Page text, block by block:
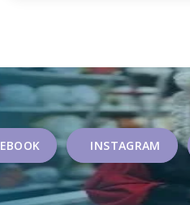
INSTAGRAM